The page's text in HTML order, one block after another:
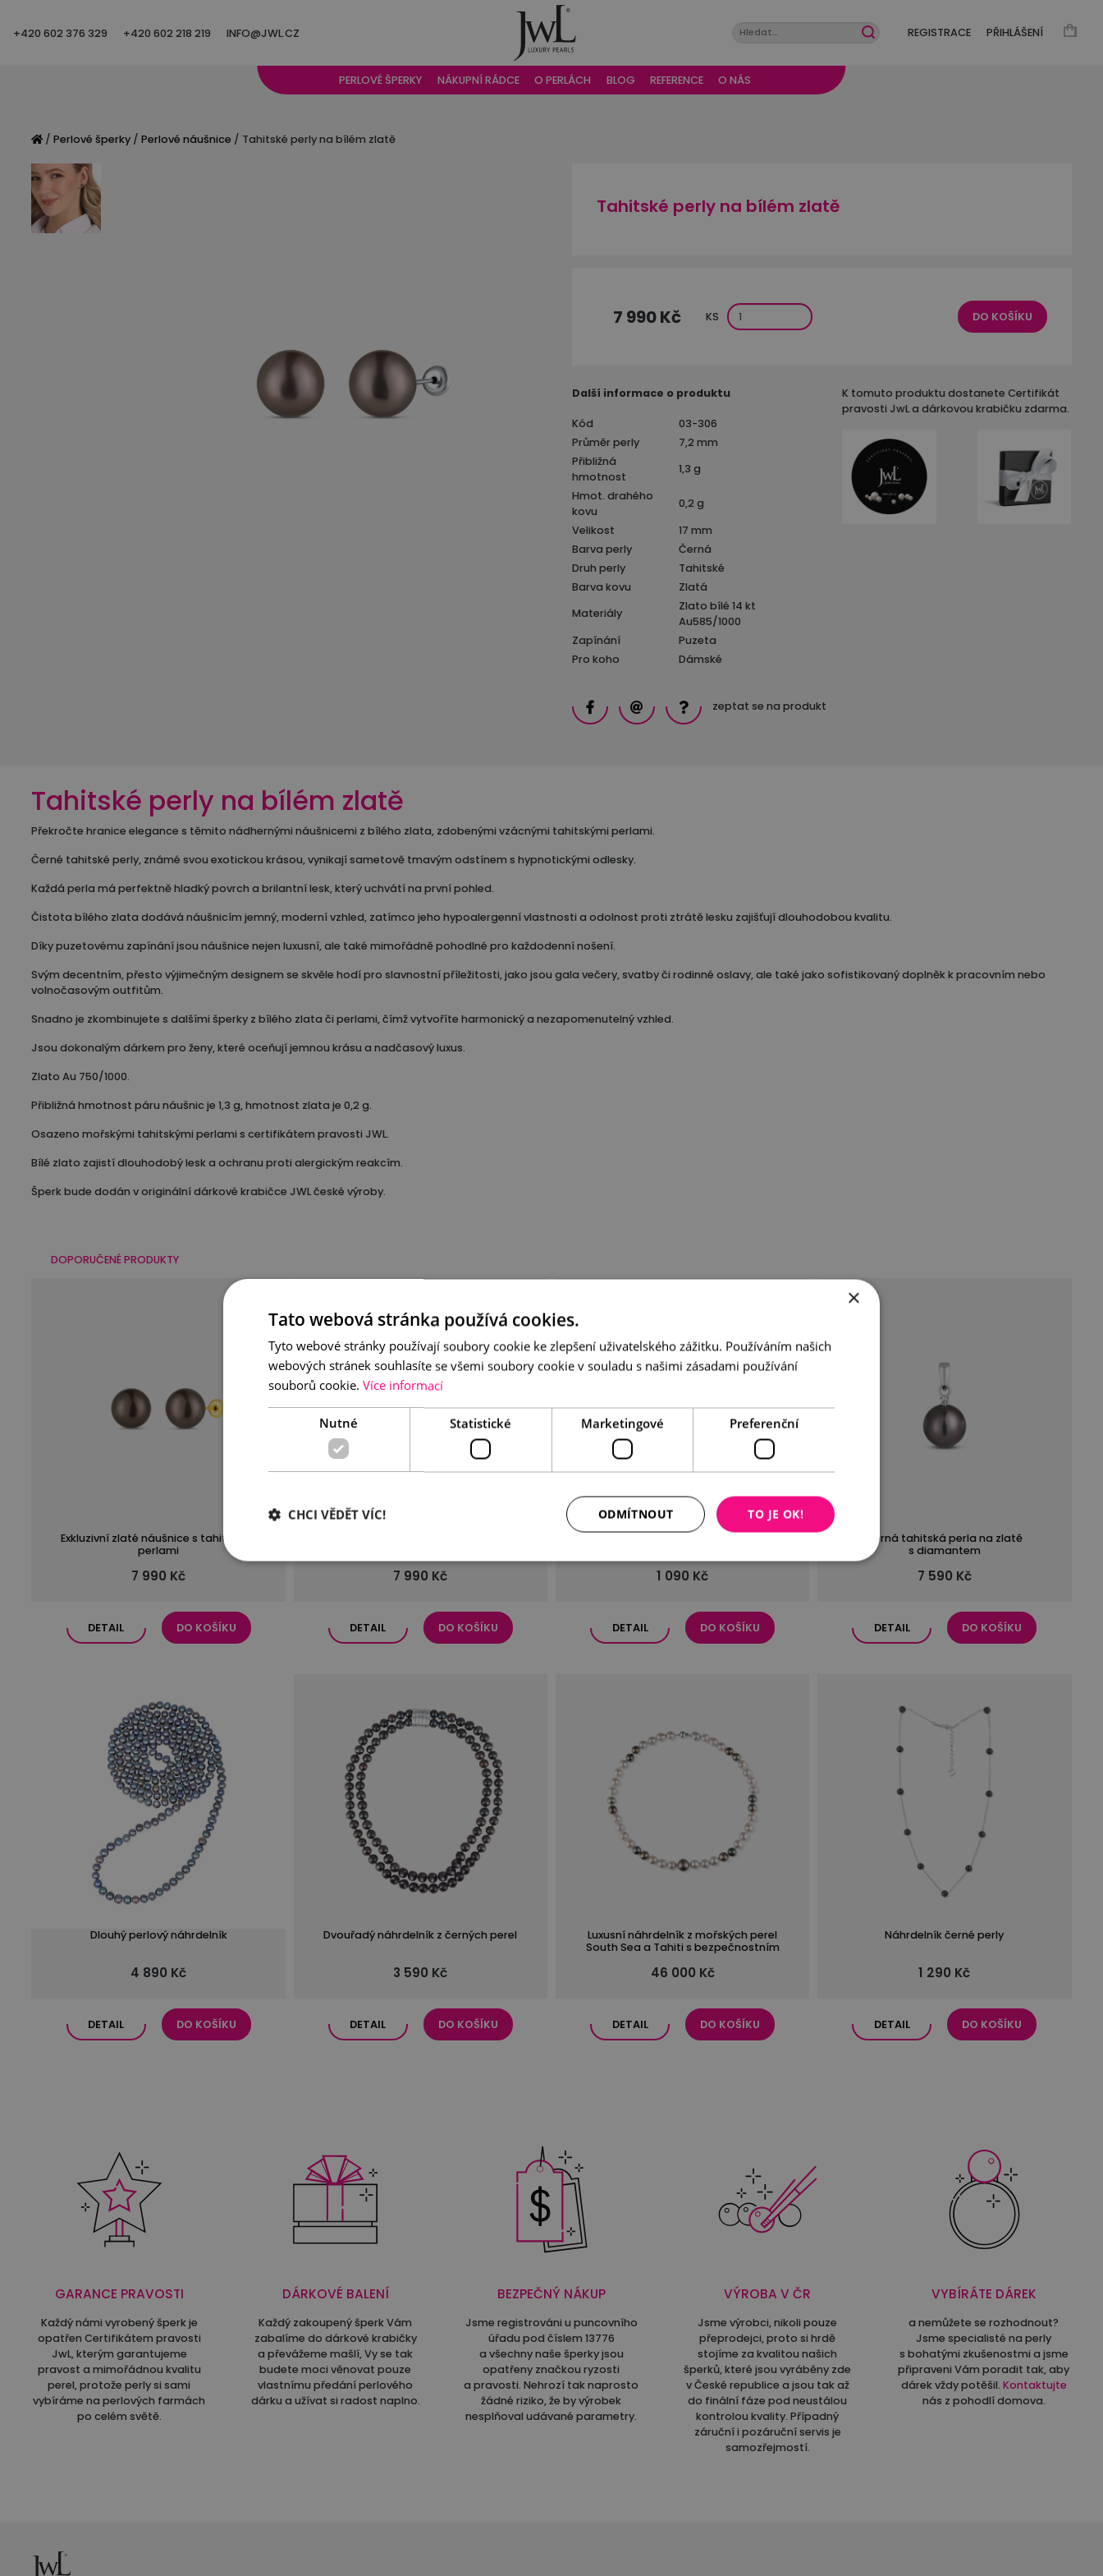
+420 602 376 329 +420 602 218 219 INFO@JWL.CZ
PERLOVÉ ŠPERKY NÁKUPNÍ RÁDCE O PERLÁCH BLOG REFERENCE O NÁS
REGISTRACE PŘIHLÁŠENÍ
/Perlové šperky /Perlové náušnice / Tahitské perly na bílém zlatě
Tahitské perly na bílém zlatě
7 990 Kč KS DO KOŠÍKU
Další informace o produktu
Kód
03-306
Průměr perly
7,2 mm
Přibližná
hmotnost
1,3 g
Hmot. drahého
kovu
0,2 g
Velikost
17 mm
Barva perly
Černá
Druh perly
Tahitské
Barva kovu
Zlatá
Materiály
Zlato bílé 14 kt
Au585/1000
Zapínání
Puzeta
Pro koho
Dámské
K tomuto produktu dostanete Certifikát
pravosti JwL a dárkovou krabičku zdarma.
zeptat se na produkt
Tahitské perly na bílém zlatě
Překročte hranice elegance s těmito nádhernými náušnicemi z bílého zlata, zdobenými vzácnými tahitskými perlami.
Černé tahitské perly, známé svou exotickou krásou, vynikají sametově tmavým odstínem s hypnotickými odlesky.
Každá perla má perfektně hladký povrch a brilantní lesk, který uchvátí na první pohled.
Čistota bílého zlata dodává náušnicím jemný, moderní vzhled, zatímco jeho hypoalergenní vlastnosti a odolnost proti ztrátě lesku zajišťují dlouhodobou kvalitu.
Díky puzetovému zapínání jsou náušnice nejen luxusní, ale také mimořádně pohodlné pro každodenní nošení.
Svým decentním, přesto výjimečným designem se skvěle hodí pro slavnostní příležitosti, jako jsou gala večery, svatby či rodinné oslavy, ale také jako sofistikovaný doplněk k pracovním nebo
volnočasovým outfitům.
Snadno je zkombinujete s dalšími šperky z bílého zlata či perlami, čímž vytvoříte harmonický a nezapomenutelný vzhled.
Jsou dokonalým dárkem pro ženy, které oceňují jemnou krásu a nadčasový luxus.
Zlato Au 750/1000.
Přibližná hmotnost páru náušnic je 1,3 g, hmotnost zlata je 0,2 g.
Osazeno mořskými tahitskými perlami s certifikátem pravosti JWL.
Bílé zlato zajistí dlouhodobý lesk a ochranu proti alergickým reakcím.
Šperk bude dodán v originální dárkové krabičce JWL české výroby.
DOPORUČENÉ PRODUKTY
Exkluzivní zlaté náušnice s tahitskými
perlami
7 990 Kč
DETAIL DO KOŠÍKU
7 990 Kč
DETAIL DO KOŠÍKU
1 090 Kč
DETAIL DO KOŠÍKU
Černá tahitská perla na zlatě
s diamantem
7 590 Kč
DETAIL DO KOŠÍKU
Dlouhý perlový náhrdelník
4 890 Kč
DETAIL DO KOŠÍKU
Dvouřadý náhrdelník z černých perel
3 590 Kč
DETAIL DO KOŠÍKU
Luxusní náhrdelník z mořských perel
South Sea a Tahiti s bezpečnostním
46 000 Kč
DETAIL DO KOŠÍKU
Náhrdelník černé perly
1 290 Kč
DETAIL DO KOŠÍKU
GARANCE PRAVOSTI
Každý námi vyrobený šperk je
opatřen Certifikátem pravosti
JwL, kterým garantujeme
pravost a mimořádnou kvalitu
perel, protože perly si sami
vybíráme na perlových farmách
po celém světě.
DÁRKOVÉ BALENÍ
Každý zakoupený šperk Vám
zabalíme do dárkové krabičky
a převážeme mašlí, Vy se tak
budete moci věnovat pouze
vlastnímu předání perlového
dárku a užívat si radost naplno.
BEZPEČNÝ NÁKUP
Jsme registrováni u puncovního
úřadu pod číslem 13776
a všechny naše šperky jsou
opatřeny značkou ryzosti
a pravosti. Nehrozí tak naprosto
žádné riziko, že by výrobek
nesplňoval udávané parametry.
VÝROBA V ČR
Jsme výrobci, nikoli pouze
přeprodejci, proto si hrdě
stojíme za kvalitou našich
šperků, které jsou vyráběny zde
v České republice a jsou tak až
do finální fáze pod neustálou
kontrolou kvality. Případný
záruční i pozáruční servis je
samozřejmostí.
VYBÍRÁTE DÁREK
a nemůžete se rozhodnout?
Jsme specialisté na perly
s bohatými zkušenostmi a jsme
připraveni Vám poradit tak, aby
dárek vždy potěšil. Kontaktujte
nás z pohodlí domova.
×
Tato webová stránka používá cookies.
Tyto webové stránky používají soubory cookie ke zlepšení uživatelského zážitku. Používáním našich
webových stránek souhlasíte se všemi soubory cookie v souladu s našimi zásadami používání
souborů cookie. Více informací
Nutné Statistické Marketingové Preferenční
TO JE OK!
ODMÍTNOUT
CHCI VĚDĚT VÍC!